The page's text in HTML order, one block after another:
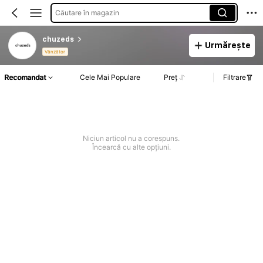
Căutare în magazin
chuzeds
Vânzător
Urmărește
Recomandat Cele Mai Populare Preț Filtrare
Niciun articol nu a corespuns.
Încearcă cu alte opțiuni.